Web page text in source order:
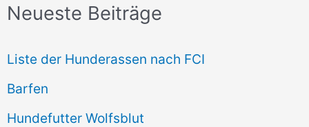
h
n
n
a
Neueste Beiträge
Liste der Hunderassen nach FCI
Barfen
Hundefutter Wolfsblut